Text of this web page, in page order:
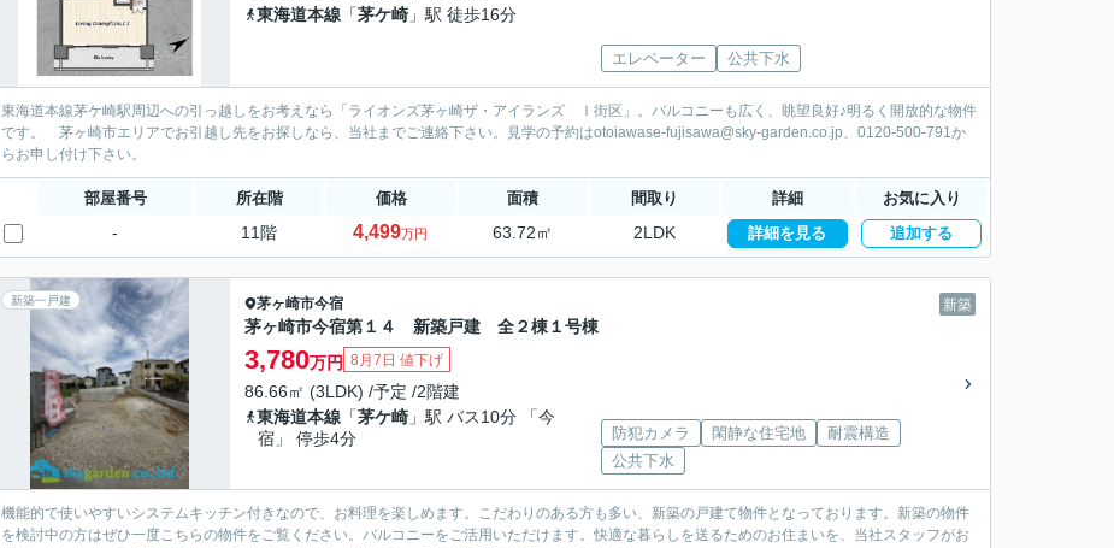
東海道本線 「茅ケ崎 」駅 徒歩16分
エレベーター 公共下水
東海道本線茅ケ崎駅周辺への引っ越しをお考えなら「ライオンズ茅ヶ崎ザ・アイランズ Ｉ街区」。バルコニーも広く、眺望良好♪明るく開放的な物件
です。 茅ヶ崎市エリアでお引越し先をお探しなら、当社までご連絡下さい。見学の予約はotoiawase-fujisawa@sky-garden.co.jp、0120-500-791か
らお申し付け下さい。
部屋番号 所在階 価格 面積 間取り 詳細 お気に入り
- 11階 4,499万円 63.72㎡ 2LDK 詳細を見る 追加する
新築一戸建 新築
茅ヶ崎市今宿
茅ヶ崎市今宿第１４ 新築戸建 全２棟１号棟
3,780万円 8月7日 値下げ
86.66㎡ (3LDK) /予定 /2階建
東海道本線 「茅ケ崎 」駅 バス10分 「今
宿」 停歩4分
防犯カメラ 閑静な住宅地
耐震構造
公共下水
機能的で使いやすいシステムキッチン付きなので、お料理を楽しめます。こだわりのある方も多い、新築の戸建て物件となっております。新築の物件
を検討中の方はぜひ一度こちらの物件をご覧ください。バルコニーをご活用いただけます。快適な暮らしを送るためのお住まいを、当社スタッフがお